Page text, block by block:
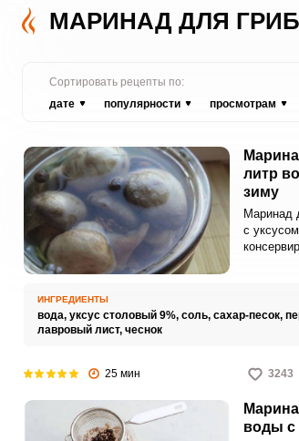
МАРИНАД ДЛЯ
Сортировать рецепты по:
дате
популярности просмотрам
литр
зиму
Маринад
с
маринад
черный
чеснок.
ИНГРЕДИЕНТЫ
вода, уксус столовый 9%, соль, сахар-песок,
лавровый лист, чеснок
25 мин 3243
воды с